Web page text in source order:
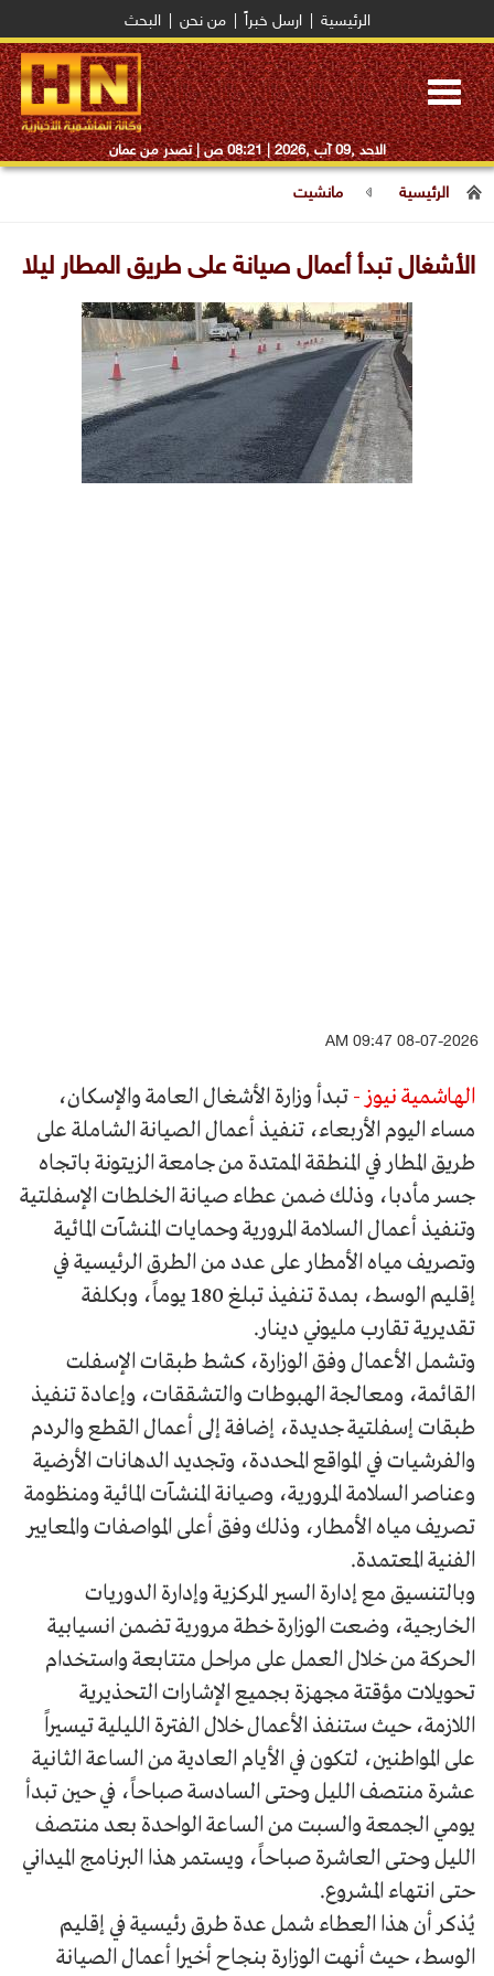
الرئيسية ارسل خبراً من نحن البحث
Toggle
navigation
الاحد ,09 آب ,2026 | 08:21 ص | تصدر من عمان
الرئيسية مانشيت
الأشغال تبدأ أعمال صيانة على طريق المطار ليلا
08-07-2026 09:47 AM
الهاشمية نيوز - تبدأ وزارة الأشغال العامة والإسكان،
مساء اليوم الأربعاء، تنفيذ أعمال الصيانة الشاملة على
طريق المطار في المنطقة الممتدة من جامعة الزيتونة باتجاه
جسر مأدبا، وذلك ضمن عطاء صيانة الخلطات الإسفلتية
وتنفيذ أعمال السلامة المرورية وحمايات المنشآت المائية
وتصريف مياه الأمطار على عدد من الطرق الرئيسية في
إقليم الوسط، بمدة تنفيذ تبلغ 180 يوماً، وبكلفة
تقديرية تقارب مليوني دينار.
​وتشمل الأعمال وفق الوزارة، كشط طبقات الإسفلت
القائمة، ومعالجة الهبوطات والتشققات، وإعادة تنفيذ
طبقات إسفلتية جديدة، إضافة إلى أعمال القطع والردم
والفرشيات في المواقع المحددة، وتجديد الدهانات الأرضية
وعناصر السلامة المرورية، وصيانة المنشآت المائية ومنظومة
تصريف مياه الأمطار، وذلك وفق أعلى المواصفات والمعايير
الفنية المعتمدة.
​وبالتنسيق مع إدارة السير المركزية وإدارة الدوريات
الخارجية، وضعت الوزارة خطة مرورية تضمن انسيابية
الحركة من خلال العمل على مراحل متتابعة واستخدام
تحويلات مؤقتة مجهزة بجميع الإشارات التحذيرية
اللازمة، حيث ستنفذ الأعمال خلال الفترة الليلية تيسيراً
على المواطنين، لتكون في الأيام العادية من الساعة الثانية
عشرة منتصف الليل وحتى السادسة صباحاً، في حين تبدأ
يومي الجمعة والسبت من الساعة الواحدة بعد منتصف
الليل وحتى العاشرة صباحاً، ويستمر هذا البرنامج الميداني
حتى انتهاء المشروع.
​يُذكر أن هذا العطاء شمل عدة طرق رئيسية في إقليم
الوسط، حيث أنهت الوزارة بنجاح أخيرا أعمال الصيانة